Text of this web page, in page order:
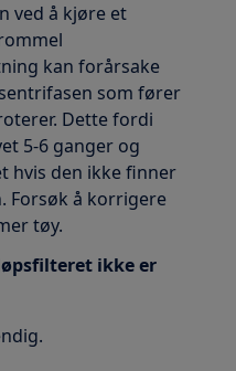
ved å kjøre et
kan forårsake
som fører
Dette fordi
5-6 ganger og
hvis den ikke finner
Forsøk å korrigere
tøy.
ikke er